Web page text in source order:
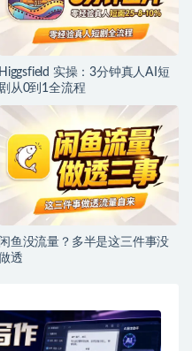
Higgsfield 实操：3分钟真人AI短
剧从0到1全流程
闲鱼没流量？多半是这三件事没
透